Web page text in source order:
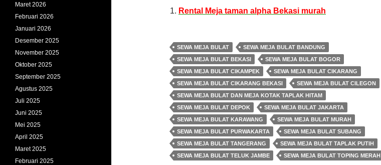
Rental Meja taman alpha Bekasi murah
SEWA MEJA BULAT
SEWA MEJA BULAT BANDUNG
SEWA MEJA BULAT BEKASI
SEWA MEJA BULAT BOGOR
SEWA MEJA BULAT CIKAMPEK
SEWA MEJA BULAT CIKARANG
SEWA MEJA BULAT CIKARANG BEKASI
SEWA MEJA BULAT CILEGON
SEWA MEJA BULAT DAN MEJA KOTAK TAPLAK HITAM
SEWA MEJA BULAT DEPOK
SEWA MEJA BULAT JAKARTA
SEWA MEJA BULAT KARAWANG
SEWA MEJA BULAT MURAH
SEWA MEJA BULAT PURWAKARTA
SEWA MEJA BULAT SUBANG
SEWA MEJA BULAT TANGERANG
SEWA MEJA BULAT TAPLAK PUTIH
SEWA MEJA BULAT TELUK JAMBE
SEWA MEJA BULAT TOPING MERAH
Maret 2026
Februari 2026
Januari 2026
Desember 2025
November 2025
Oktober 2025
September 2025
Agustus 2025
Juli 2025
Juni 2025
Mei 2025
April 2025
Maret 2025
Februari 2025